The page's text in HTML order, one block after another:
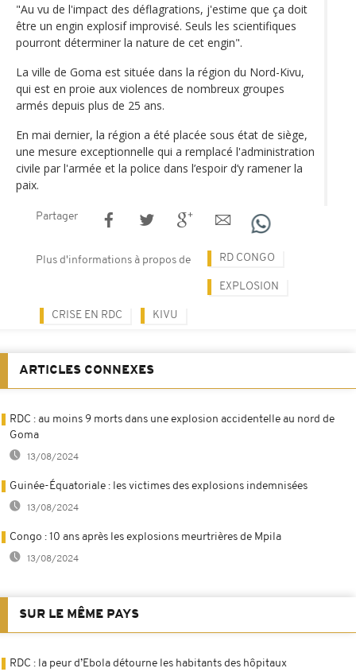
"Au vu de l'impact des déflagrations, j'estime que ça doit
être un engin explosif improvisé. Seuls les scientifiques
pourront déterminer la nature de cet engin".
La ville de Goma est située dans la région du Nord-Kivu,
qui est en proie aux violences de nombreux groupes
armés depuis plus de 25 ans.
En mai dernier, la région a été placée sous état de siège,
une mesure exceptionnelle qui a remplacé l'administration
civile par l'armée et la police dans l’espoir d’y ramener la
paix.
Partager
Plus d'informations à propos de RD CONGO
EXPLOSION
CRISE EN RDC KIVU
ARTICLES CONNEXES
RDC : au moins 9 morts dans une explosion accidentelle au nord de
Goma
13/08/2024
Guinée-Équatoriale : les victimes des explosions indemnisées
13/08/2024
Congo : 10 ans après les explosions meurtrières de Mpila
13/08/2024
SUR LE MÊME PAYS
RDC : la peur d’Ebola détourne les habitants des hôpitaux